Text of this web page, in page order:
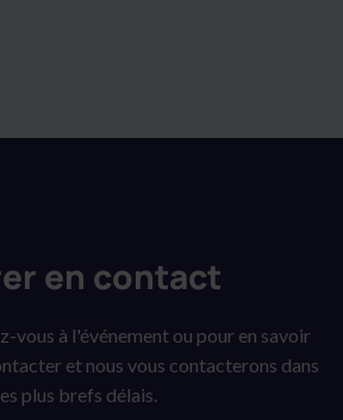
en contact
vous à l'événement ou pour en savoir
et nous vous contacterons dans
plus brefs délais.